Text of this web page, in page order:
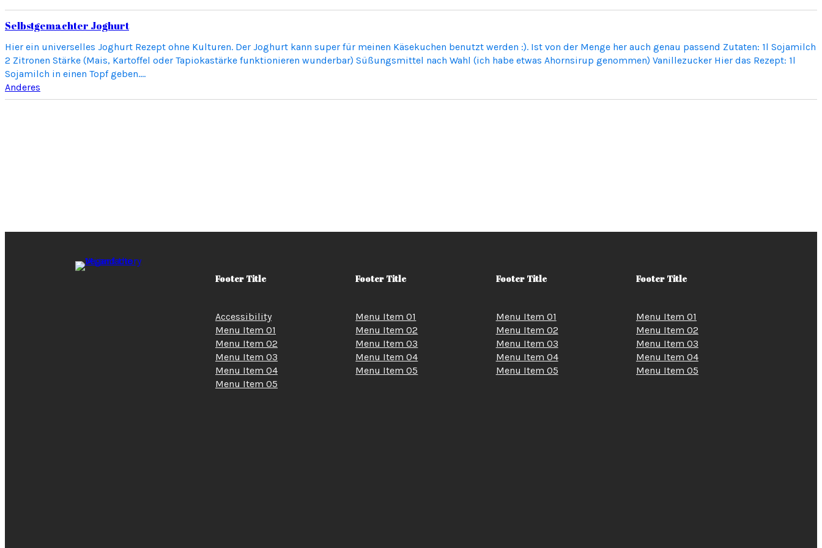
Selbstgemachter Joghurt
Hier ein universelles Joghurt Rezept ohne Kulturen. Der Joghurt kann super für meinen Käsekuchen benutzt werden :). Ist von der Menge her auch genau passend Zutaten: 1l Sojamilch
2 Zitronen Stärke (Mais, Kartoffel oder Tapiokastärke funktionieren wunderbar) Süßungsmittel nach Wahl (ich habe etwas Ahornsirup genommen) Vanillezucker Hier das Rezept: 1l
Sojamilch in einen Topf geben.…
Anderes
Footer Title
Accessibility
Menu Item 01
Menu Item 02
Menu Item 03
Menu Item 04
Menu Item 05
Footer Title
Menu Item 01
Menu Item 02
Menu Item 03
Menu Item 04
Menu Item 05
Footer Title
Menu Item 01
Menu Item 02
Menu Item 03
Menu Item 04
Menu Item 05
Footer Title
Menu Item 01
Menu Item 02
Menu Item 03
Menu Item 04
Menu Item 05